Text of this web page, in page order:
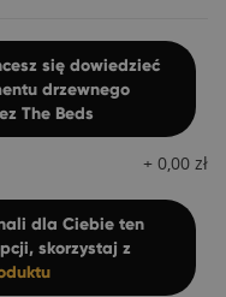
się dowiedzieć
drzewnego
The Beds
+ 0,00 zł
dla Ciebie ten
skorzystaj z